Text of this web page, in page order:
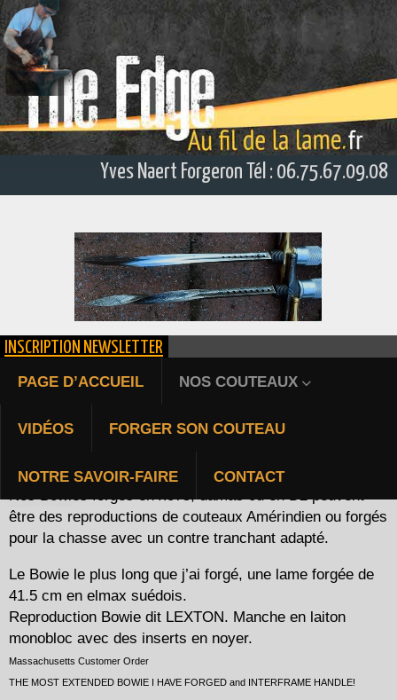
Yves Naert Forgeron Tél : 06.75.67.09.08
ÉPIEU DE CHASSE FORGÉ
Bienvenue au fil de la lame. Yves
INSCRIPTION NEWSLETTER
PAGE D’ACCUEIL
NOS COUTEAUX
VIDÉOS FORGER SON COUTEAU
NOTRE SAVOIR-FAIRE CONTACT
Nos Bowies forgés en xc75, damas ou en D2 peuvent
être des reproductions de couteaux Amérindien ou forgés
pour la chasse avec un contre tranchant adapté.
Le Bowie le plus long que j’ai forgé, une lame forgée de
41.5 cm en elmax suédois.
Reproduction Bowie dit LEXTON. Manche en laiton
monobloc avec des inserts en noyer.
Massachusetts Customer Order
THE MOST EXTENDED BOWIE I HAVE FORGED and INTERFRAME HANDLE!